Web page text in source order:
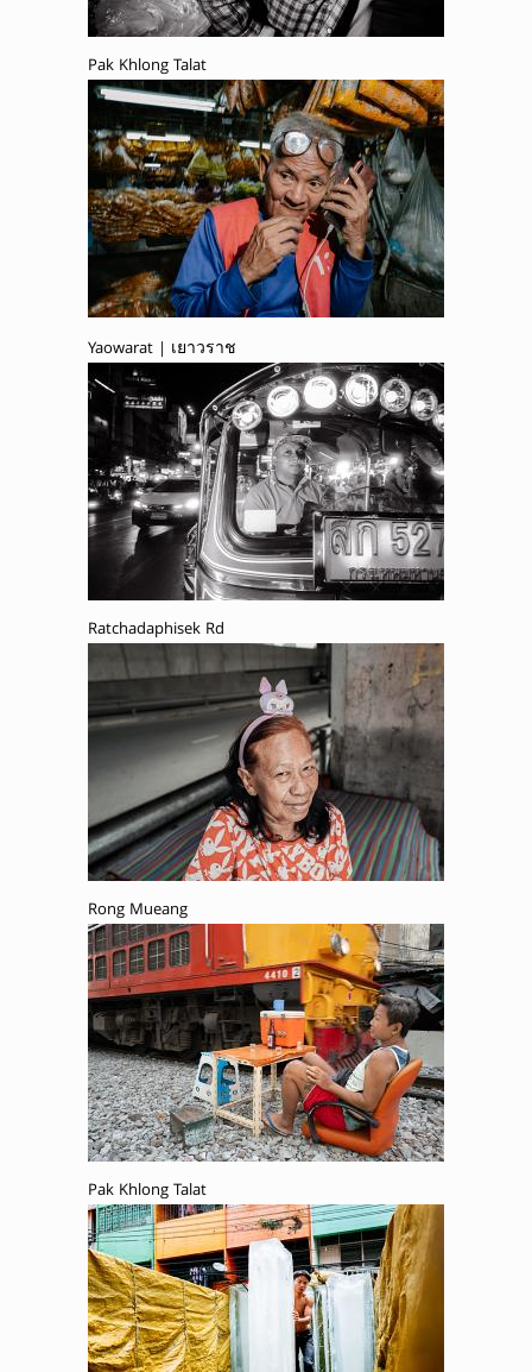
Pak Khlong Talat
Yaowarat | เยาวราช
Ratchadaphisek Rd
Rong Mueang
Pak Khlong Talat